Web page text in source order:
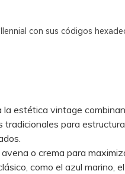
con sus códigos
la estética vintage
para
o crema para
como el azul marino,